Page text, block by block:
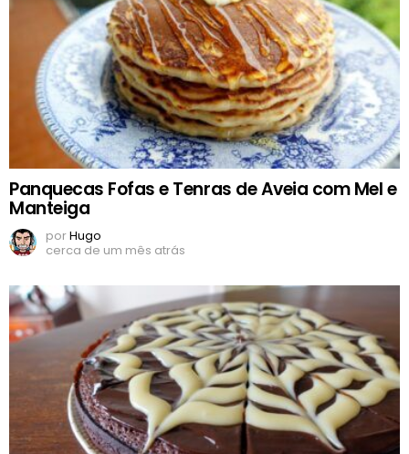
Panquecas Fofas e Tenras de Aveia com Mel e
Manteiga
porHugo
cerca de um mês atrás